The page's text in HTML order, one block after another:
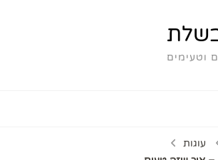
וטעימים
עוגות